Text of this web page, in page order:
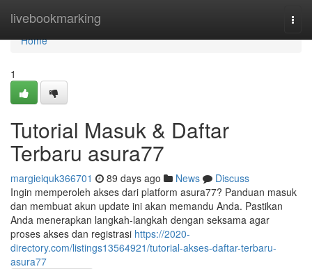
livebookmarking
Home
Home
1
Tutorial Masuk & Daftar
Terbaru asura77
margieiquk366701 89 days ago News
Discuss
Ingin memperoleh akses dari platform asura77? Panduan masuk
dan membuat akun update ini akan memandu Anda. Pastikan
Anda menerapkan langkah-langkah dengan seksama agar
proses akses dan registrasi https://2020-
directory.com/listings13564921/tutorial-akses-daftar-terbaru-
asura77